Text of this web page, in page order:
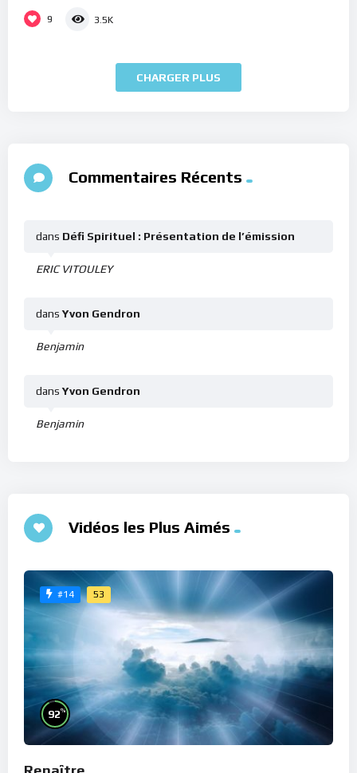
9 3.5K
CHARGER PLUS
Commentaires Récents
ERIC VITOULEY
dans Défi Spirituel : Présentation de l’émission
Benjamin
dans Yvon Gendron
Benjamin
dans Yvon Gendron
Vidéos les Plus Aimés
#14 53
92%